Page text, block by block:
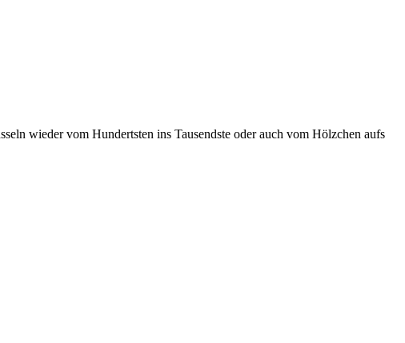
wieder vom Hundertsten ins Tausendste oder auch vom Hölzchen aufs